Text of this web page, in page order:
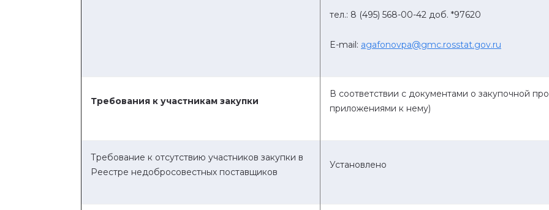
тел.: 8 (495) 568-00-42 доб. *97620
E-mail: agafonovpa@gmc.rosstat.gov.ru
Требования к участникам закупки
В соответствии с документами о закупочной
приложениями к нему)
Требование к отсутствию участников закупки в
Реестре недобросовестных поставщиков
Установлено